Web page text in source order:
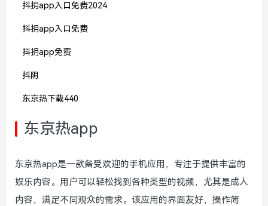
抖抈app入口免费2024
抖抈app入口免费
抖抈app免费
抖阴
东京热下载440
东京热app
东京热app是一款备受欢迎的手机应用，专注于提供丰富的
娱乐内容。用户可以轻松找到各种类型的视频，尤其是成人
内容，满足不同观众的需求。该应用的界面友好，操作简